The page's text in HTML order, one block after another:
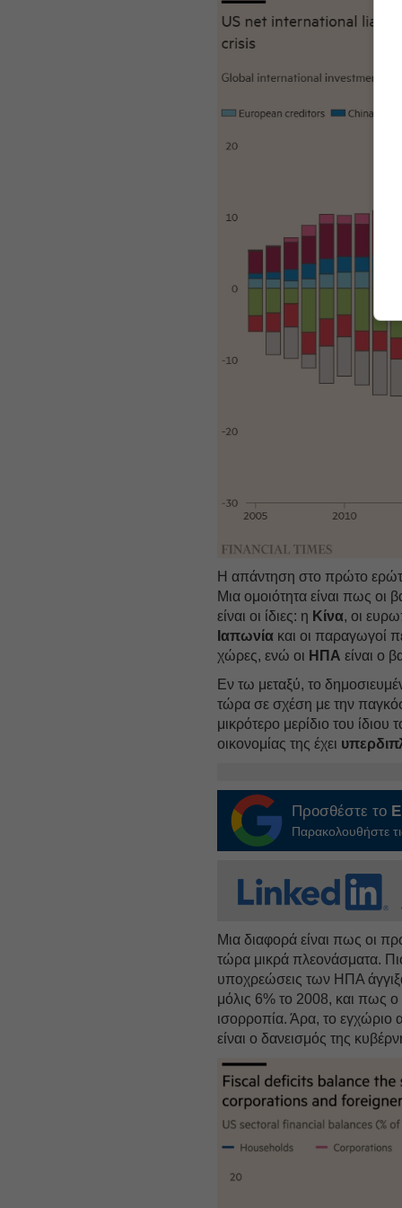
Η απάντηση στο πρώτο
Μια ομοιότητα είναι πως οι
είναι οι ίδιες: η Κίνα, οι
Ιαπωνία και οι παραγωγοί
χώρες, ενώ οι ΗΠΑ είναι ο
Εν τω μεταξύ, το
τώρα σε σχέση με την
μικρότερο μερίδιο του
οικονομίας της έχει
Προσθέστε το
Παρακολουθήστε
Μια διαφορά είναι πως οι
τώρα μικρά πλεονάσματα.
υποχρεώσεις των ΗΠΑ
μόλις 6% το 2008, και πως ο
ισορροπία. Άρα, το εγχώριο
είναι ο δανεισμός της